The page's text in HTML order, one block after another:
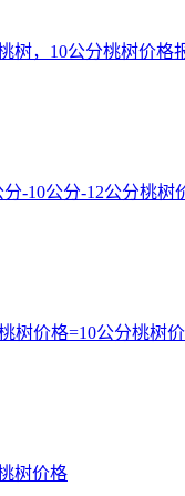
树，10公分桃树价格
-10公分-12公分桃树
树价格=10公分桃树
树价格